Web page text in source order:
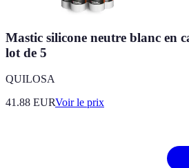
Mastic silicone neutre blanc en
lot de 5
QUILOSA
41.88 EURVoir le prix